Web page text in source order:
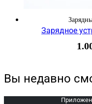
Зарядное
Вы недавно